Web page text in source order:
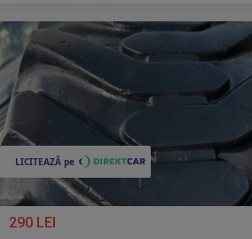
290 LEI